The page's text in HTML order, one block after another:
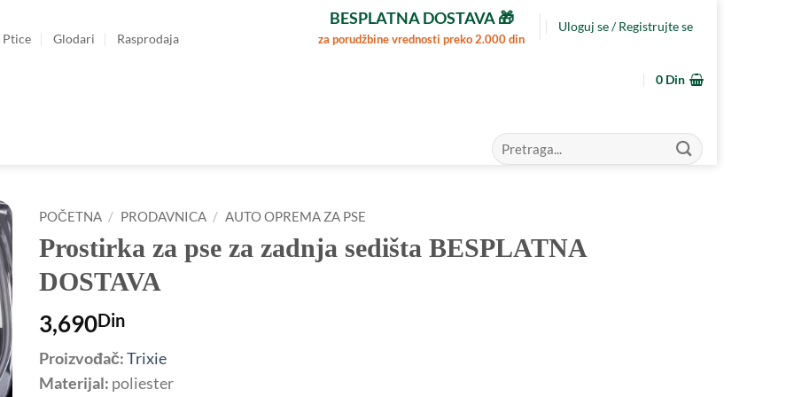
Ptice Glodari Rasprodaja
BESPLATNA DOSTAVA 🎁
za porudžbine vrednosti preko 2.000 din
Uloguj se / Registrujte se
0 Din
Pretraga
za:
POČETNA / PRODAVNICA / AUTO OPREMA ZA PSE
Prostirka za pse za zadnja sedišta BESPLATNA
DOSTAVA
3,690Din
Proizvođač:Trixie
Materijal: poliester